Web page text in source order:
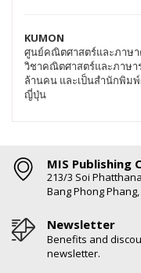
KUMON
ศูนย์คณิตศาสตร์และภาษา
วิชาคณิตศาสตร์และภาษา
ล้านคน และเป็นสำนักพิมพ์
ญี่ปุ่น
MIS Publishing
213/3 Soi
Bang Phong
Newsletter
Benefits and
newsletter.